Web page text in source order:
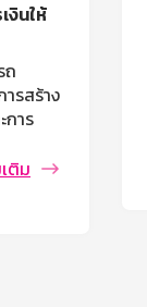
งินให้
ถ
รสร้าง
การ
คง
ติม